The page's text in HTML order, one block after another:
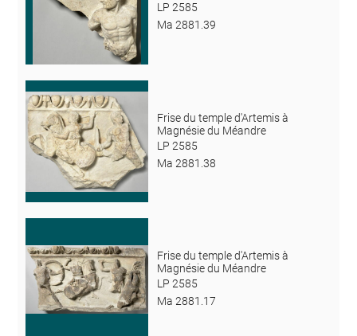
LP 2585
Ma 2881.39
Frise du temple d'Artemis à
Magnésie du Méandre
LP 2585
Ma 2881.38
Frise du temple d'Artemis à
Magnésie du Méandre
LP 2585
Ma 2881.17